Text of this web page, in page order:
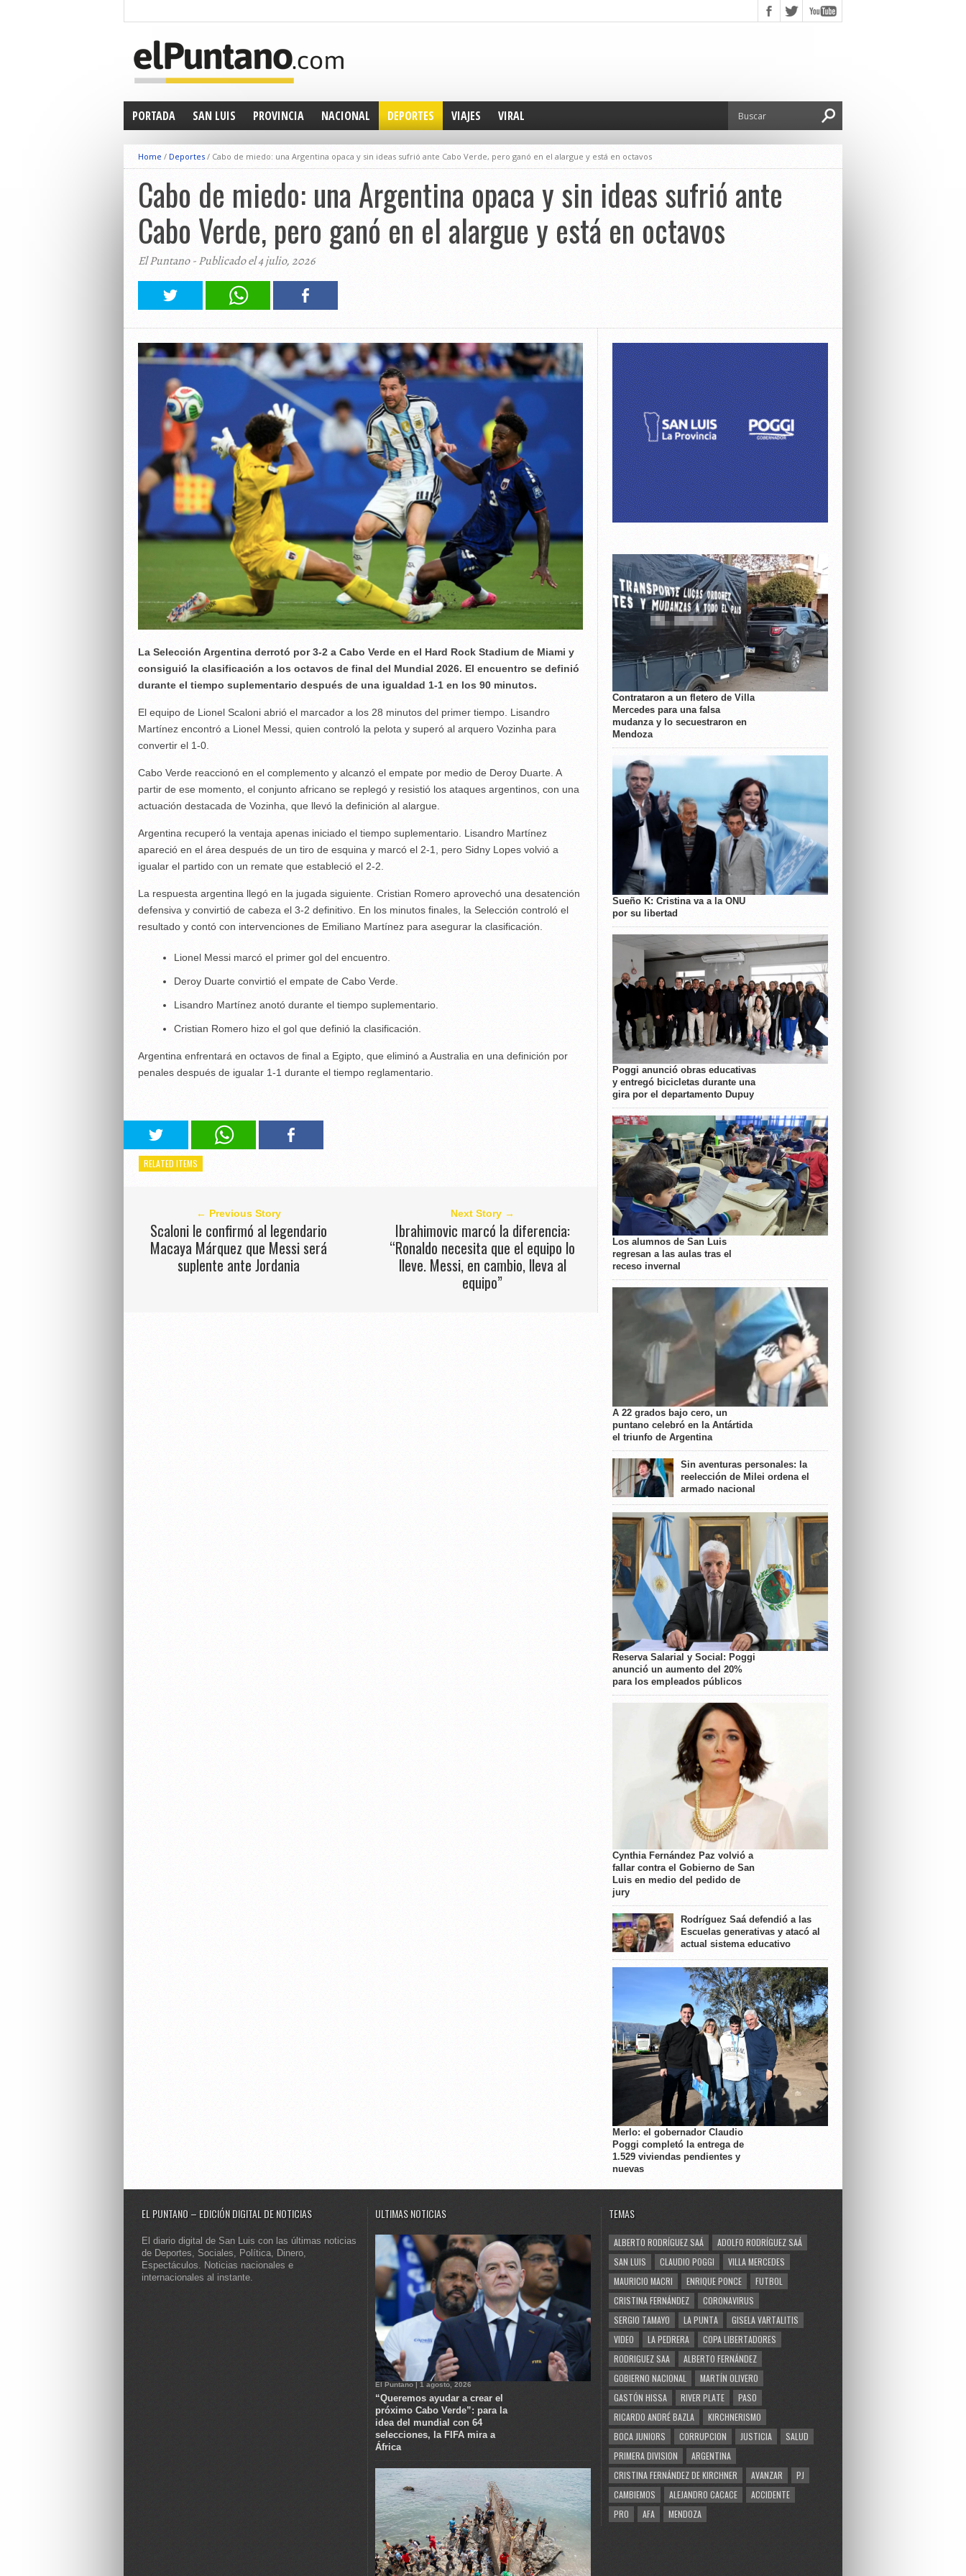
PORTADA SAN LUIS PROVINCIA NACIONAL DEPORTES VIAJES VIRAL
Home / Deportes / Cabo de miedo: una Argentina opaca y sin ideas sufrió ante Cabo Verde, pero ganó en el alargue y está en octavos
Cabo de miedo: una Argentina opaca y sin ideas sufrió ante
Cabo Verde, pero ganó en el alargue y está en octavos
El Puntano - Publicado el 4 julio, 2026
La Selección Argentina derrotó por 3-2 a Cabo Verde en el Hard Rock Stadium de Miami y
consiguió la clasificación a los octavos de final del Mundial 2026. El encuentro se definió
durante el tiempo suplementario después de una igualdad 1-1 en los 90 minutos.
El equipo de Lionel Scaloni abrió el marcador a los 28 minutos del primer tiempo. Lisandro
Martínez encontró a Lionel Messi, quien controló la pelota y superó al arquero Vozinha para
convertir el 1-0.
Cabo Verde reaccionó en el complemento y alcanzó el empate por medio de Deroy Duarte. A
partir de ese momento, el conjunto africano se replegó y resistió los ataques argentinos, con una
actuación destacada de Vozinha, que llevó la definición al alargue.
Argentina recuperó la ventaja apenas iniciado el tiempo suplementario. Lisandro Martínez
apareció en el área después de un tiro de esquina y marcó el 2-1, pero Sidny Lopes volvió a
igualar el partido con un remate que estableció el 2-2.
La respuesta argentina llegó en la jugada siguiente. Cristian Romero aprovechó una desatención
defensiva y convirtió de cabeza el 3-2 definitivo. En los minutos finales, la Selección controló el
resultado y contó con intervenciones de Emiliano Martínez para asegurar la clasificación.
Lionel Messi marcó el primer gol del encuentro.
Deroy Duarte convirtió el empate de Cabo Verde.
Lisandro Martínez anotó durante el tiempo suplementario.
Cristian Romero hizo el gol que definió la clasificación.
Argentina enfrentará en octavos de final a Egipto, que eliminó a Australia en una definición por
penales después de igualar 1-1 durante el tiempo reglamentario.
RELATED ITEMS
← Previous Story
Scaloni le confirmó al legendario
Macaya Márquez que Messi será
suplente ante Jordania
Next Story →
Ibrahimovic marcó la diferencia:
“Ronaldo necesita que el equipo lo
lleve. Messi, en cambio, lleva al
equipo”
Contrataron a un fletero de Villa
Mercedes para una falsa
mudanza y lo secuestraron en
Mendoza
Sueño K: Cristina va a la ONU
por su libertad
Poggi anunció obras educativas
y entregó bicicletas durante una
gira por el departamento Dupuy
Los alumnos de San Luis
regresan a las aulas tras el
receso invernal
A 22 grados bajo cero, un
puntano celebró en la Antártida
el triunfo de Argentina
Sin aventuras personales: la
reelección de Milei ordena el
armado nacional
Reserva Salarial y Social: Poggi
anunció un aumento del 20%
para los empleados públicos
Cynthia Fernández Paz volvió a
fallar contra el Gobierno de San
Luis en medio del pedido de
jury
Rodríguez Saá defendió a las
Escuelas generativas y atacó al
actual sistema educativo
Merlo: el gobernador Claudio
Poggi completó la entrega de
1.529 viviendas pendientes y
nuevas
EL PUNTANO – EDICIÓN DIGITAL DE NOTICIAS
El diario digital de San Luis con las últimas noticias
de Deportes, Sociales, Política, Dinero,
Espectáculos. Noticias nacionales e
internacionales al instante.
ULTIMAS NOTICIAS
El Puntano | 1 agosto, 2026
“Queremos ayudar a crear el
próximo Cabo Verde”: para la
idea del mundial con 64
selecciones, la FIFA mira a
África
TEMAS
ALBERTO RODRÍGUEZ SAÁ
ADOLFO RODRÍGUEZ SAÁ
SAN LUIS
CLAUDIO POGGI
VILLA MERCEDES
MAURICIO MACRI
ENRIQUE PONCE
FUTBOL
CRISTINA FERNÁNDEZ
CORONAVIRUS
SERGIO TAMAYO
LA PUNTA
GISELA VARTALITIS
VIDEO
LA PEDRERA
COPA LIBERTADORES
RODRIGUEZ SAA
ALBERTO FERNÁNDEZ
GOBIERNO NACIONAL
MARTÍN OLIVERO
GASTÓN HISSA
RIVER PLATE
PASO
RICARDO ANDRÉ BAZLA
KIRCHNERISMO
BOCA JUNIORS
CORRUPCION JUSTICIA
SALUD
PRIMERA DIVISION
ARGENTINA
CRISTINA FERNÁNDEZ DE KIRCHNER
AVANZAR
PJ
CAMBIEMOS
ALEJANDRO CACACE
ACCIDENTE
PRO
AFA MENDOZA